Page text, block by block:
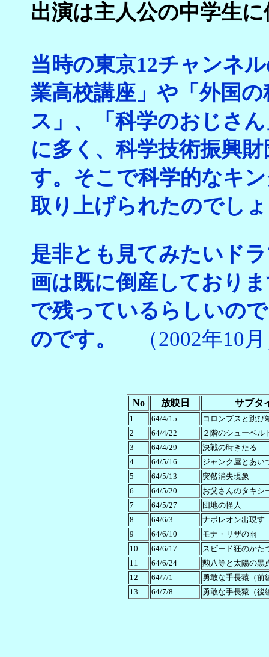
出演は主人公の中学生
当時の東京12チャンネ
業高校講座」や「外国
ス」、「科学のおじさ
に多く、科学技術振興
す。そこで科学的なキ
取り上げられたのでし
是非とも見てみたいド
画は既に倒産しており
で残っているらしいの
のです。
（2002年10
No 放映日 サブタ
1 64/4/15
コロンブスと跳び
2
64/4/22
２階のシューベル
3
64/4/29
決戦の時きたる
4
64/5/16
ジャンク屋とあい
5
64/5/13
突然消失現象
6
64/5/20
お父さんのタキシ
7
64/5/27
団地の怪人
8
64/6/3
ナポレオン出現す
9
64/6/10
モナ・リザの雨
10
64/6/17
スピード狂のかた
11
64/6/24
勲八等と太陽の黒
12
64/7/1
勇敢な手長猿（前
13
64/7/8 勇敢な手長猿（後